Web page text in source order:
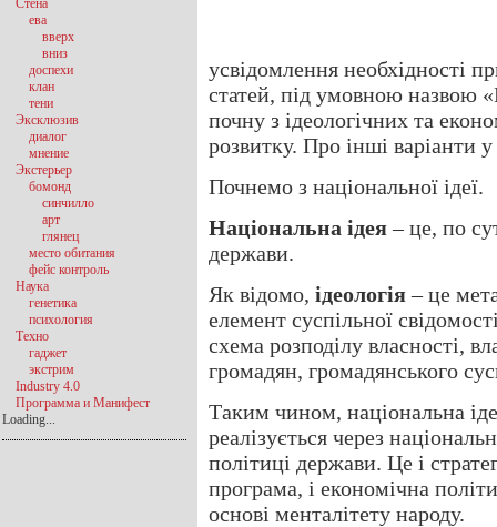
усвідомлення необхідності
статей, під умовною назвою
почну з ідеологічних та
розвитку. Про інші варіанти
Почнемо з національної ідеї.
Національна ідея– це, по
держави.
Як відомо, ідеологія– це
елемент суспільної
схема розподілу власності,
громадян, громадянського
Таким чином, національна
реалізується через
політиці держави. Це і
програма, і економічна
основі менталітету народу.
Стена
ева
вверх
вниз
доспехи
клан
тени
Эксклюзив
диалог
мнение
Экстерьер
бомонд
синчилло
арт
глянец
место обитания
фейс контроль
Наука
генетика
психология
Техно
гаджет
экстрим
Industry 4.0
Программа и Манифест
Loading...